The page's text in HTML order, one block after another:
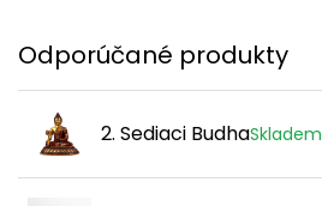
Odporúčané produkty
2. Sediaci BudhaSkladem